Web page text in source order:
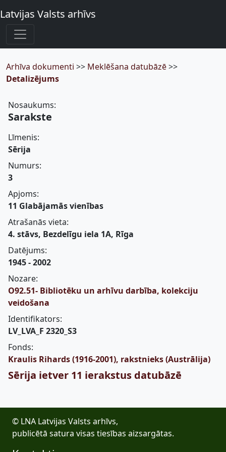
Latvijas Valsts arhīvs
Arhīva dokumenti >> Meklēšana datubāzē>>
Detalizējums
Nosaukums:
Sarakste
Līmenis:
Sērija
Numurs:
3
Apjoms:
11 Glabājamās vienības
Atrašanās vieta:
4. stāvs, Bezdelīgu iela 1A, Rīga
Datējums:
1945 - 2002
Nozare:
O92.51- Bibliotēku un arhīvu darbība, kolekciju
veidošana
Identifikators:
LV_LVA_F 2320_S3
Fonds:
Kraulis Rihards (1916-2001), rakstnieks (Austrālija)
Sērija ietver 11 ierakstus datubāzē
© LNA Latvijas Valsts arhīvs,
publicētā satura visas tiesības aizsargātas.